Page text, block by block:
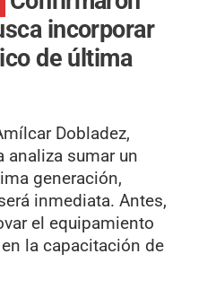
incorporar
de última
Dobladez,
analiza sumar un
generación,
inmediata. Antes,
el equipamiento
la capacitación de